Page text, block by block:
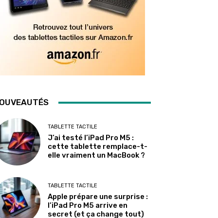
TABLETTE TACTILE
J’ai testé l’iPad Pro M5 :
cette tablette remplace-t-
elle vraiment un MacBook ?
TABLETTE TACTILE
Apple prépare une surprise :
l’iPad Pro M5 arrive en
secret (et ça change tout)